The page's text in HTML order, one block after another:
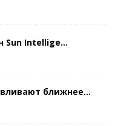
Sun Intellige...
ближнее...